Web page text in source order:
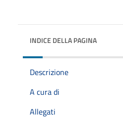
INDICE DELLA PAGINA
Descrizione
A cura di
Allegati